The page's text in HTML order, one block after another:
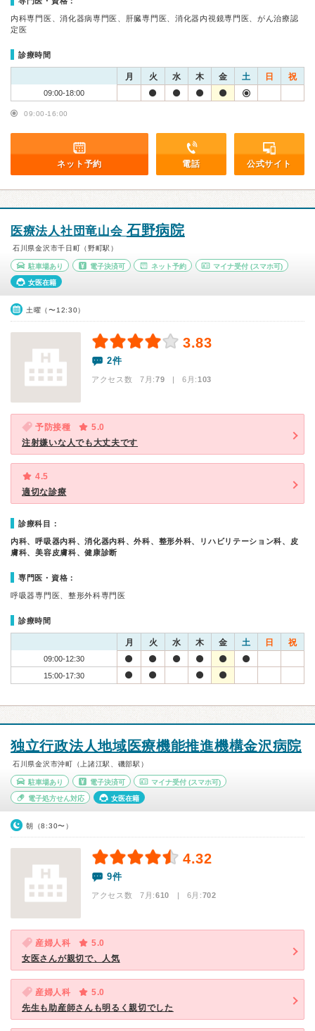
内科専門医、消化器病専門医、肝臓専門医、消化器内視鏡専門医、がん治療認
定医
診療時間
月 火 水 木 金 土 日 祝
09:00-18:00
09:00-16:00
ネット予約 電話 公式サイト
医療法人社団竜山会 石野病院
石川県金沢市千日町（野町駅）
駐車場あり 電子決済可 ネット予約 マイナ受付 (スマホ可)
女医在籍
土曜（〜12:30）
3.83
2件
アクセス数 7月:79 | 6月:103
予防接種
5.0
注射嫌いな人でも大丈夫です
4.5
適切な診療
診療科目：
内科、呼吸器内科、消化器内科、外科、整形外科、リハビリテーション科、皮
膚科、美容皮膚科、健康診断
専門医・資格：
呼吸器専門医、整形外科専門医
診療時間
月 火 水 木 金 土 日 祝
09:00-12:30
15:00-17:30
独立行政法人地域医療機能推進機構金沢病院
石川県金沢市沖町（上諸江駅、磯部駅）
駐車場あり 電子決済可 マイナ受付 (スマホ可)
電子処方せん対応 女医在籍
朝（8:30〜）
4.32
9件
アクセス数 7月:610 | 6月:702
産婦人科
5.0
女医さんが親切で、人気
産婦人科
5.0
先生も助産師さんも明るく親切でした